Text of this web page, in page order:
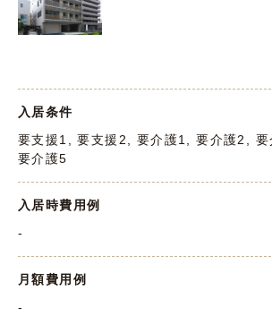
入居条件
要支援1, 要支援2, 要介護1, 要介護2, 要
要介護5
入居時費用例
-
月額費用例
-